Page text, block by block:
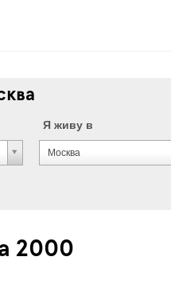
Я живу в
Москва
2000